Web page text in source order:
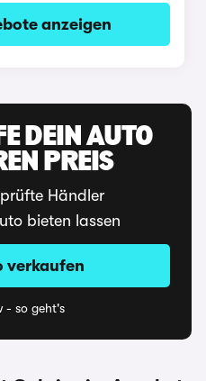
anzeigen
DEIN AUTO
PREIS
Händler
bieten lassen
verkaufen
- so geht's